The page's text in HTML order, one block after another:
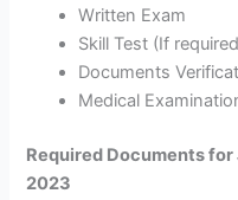
Written Exam
Skill Test (If
Documents
Medical
Required Documents for
2023